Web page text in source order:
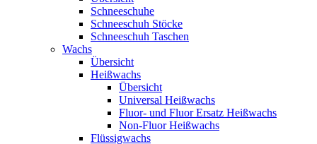
Schneeschuhe
Schneeschuh Stöcke
Schneeschuh Taschen
Wachs
Übersicht
Heißwachs
Übersicht
Universal Heißwachs
Fluor- und Fluor Ersatz Heißwachs
Non-Fluor Heißwachs
Flüssigwachs